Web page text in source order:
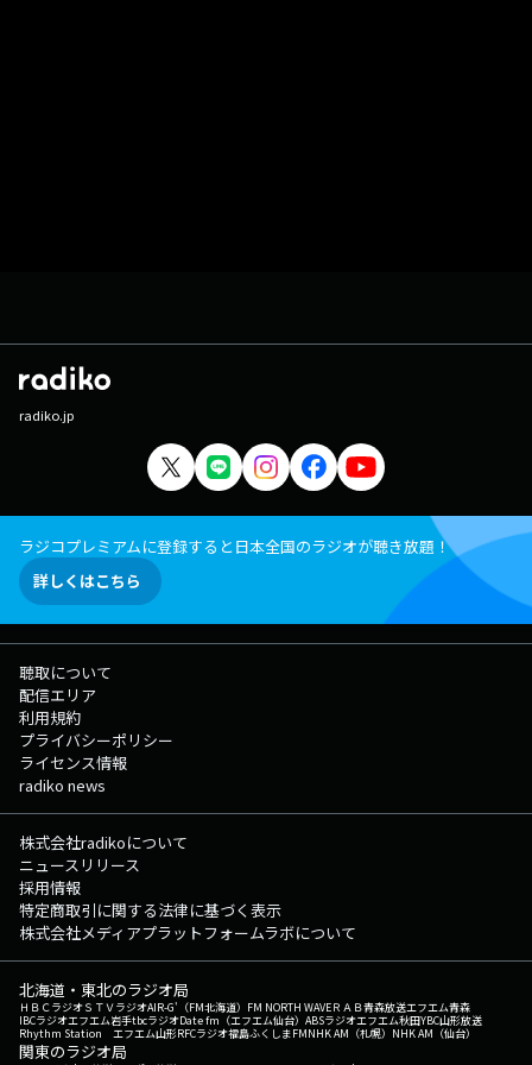
radiko.jp
ラジコプレミアムに登録すると日本全国のラジオが聴き放題！
詳しくはこちら
聴取について
配信エリア
利用規約
プライバシーポリシー
ライセンス情報
radiko news
株式会社radikoについて
ニュースリリース
採用情報
特定商取引に関する法律に基づく表示
株式会社メディアプラットフォームラボについて
北海道・東北のラジオ局
ＨＢＣラジオＳＴＶラジオAIR-G'（FM北海道） FM NORTH WAVEＲＡＢ青森放送エフエム青森
IBCラジオエフエム岩手tbcラジオDate fm（エフエム仙台） ABSラジオエフエム秋田YBC山形放送
Rhythm Station エフエム山形RFCラジオ福島ふくしまFMNHK AM（札幌） NHK AM（仙台）
関東のラジオ局